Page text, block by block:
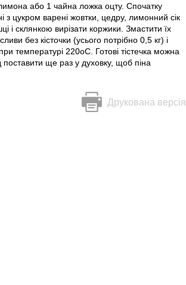
або 1 чайна ложка оцту. Спочатку
з цукром варені жовтки, цедру, лимонний сік
і склянкою вирізати коржики. Змастити їх
без кісточки (усього потрібно 0,5 кг) і
температурі 220оС. Готові тістечка можна
поставити ще раз у духовку, щоб піна
Друкована версія